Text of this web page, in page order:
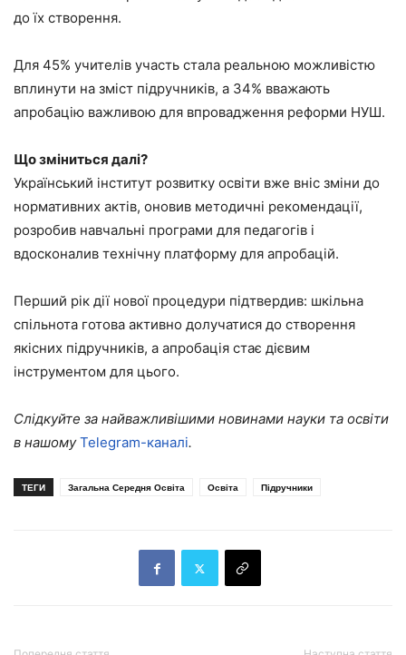
до їх створення.
Для 45% учителів участь стала реальною можливістю
вплинути на зміст підручників, а 34% вважають
апробацію важливою для впровадження реформи НУШ.
Що зміниться далі?
Український інститут розвитку освіти вже вніс зміни до
нормативних актів, оновив методичні рекомендації,
розробив навчальні програми для педагогів і
вдосконалив технічну платформу для апробацій.
Перший рік дії нової процедури підтвердив: шкільна
спільнота готова активно долучатися до створення
якісних підручників, а апробація стає дієвим
інструментом для цього.
Слідкуйте за найважливішими новинами науки та освіти
в нашомуTelegram-каналі.
ТЕГИ Загальна Середня Освіта Освіта Підручники